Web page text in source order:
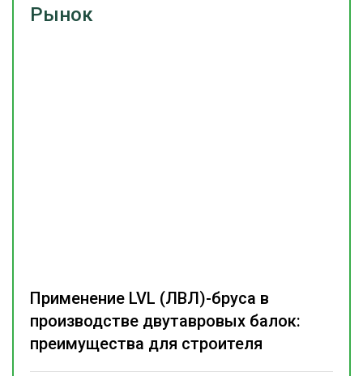
Рынок
Применение LVL (ЛВЛ)-бруса в
производстве двутавровых балок:
преимущества для строителя